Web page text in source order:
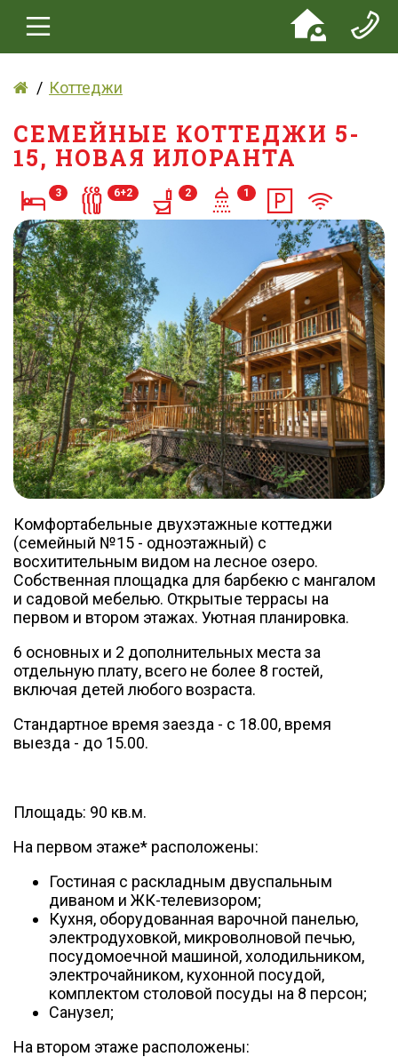
Коттеджи
СЕМЕЙНЫЕ КОТТЕДЖИ 5-
15, НОВАЯ ИЛОРАНТА
3 6+2 2 1
Комфортабельные двухэтажные коттеджи
(семейный №15 - одноэтажный) с
восхитительным видом на лесное озеро.
Собственная площадка для барбекю с мангалом
и садовой мебелью. Открытые террасы на
первом и втором этажах. Уютная планировка.
6 основных и 2 дополнительных места за
отдельную плату, всего не более 8 гостей,
включая детей любого возраста.
Стандартное время заезда - с 18.00, время
выезда - до 15.00.
Площадь: 90 кв.м.
На первом этаже* расположены:
Гостиная с раскладным двуспальным
диваном и ЖК-телевизором;
Кухня, оборудованная варочной панелью,
электродуховкой, микроволновой печью,
посудомоечной машиной, холодильником,
электрочайником, кухонной посудой,
комплектом столовой посуды на 8 персон;
Санузел;
На втором этаже расположены: